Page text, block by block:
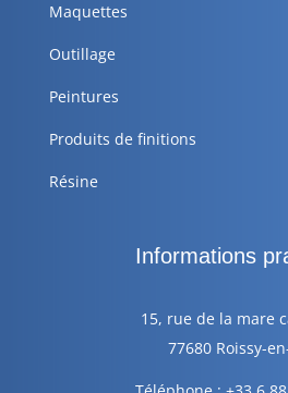
Maquettes
Outillage
Peintures
Produits de finitions
Résine
Informations
15, rue de la mare
77680 Roissy-